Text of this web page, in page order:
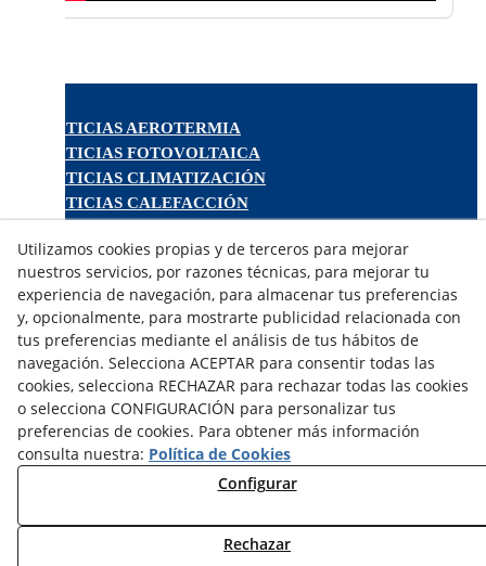
NOTICIAS AEROTERMIA
NOTICIAS FOTOVOLTAICA
NOTICIAS CLIMATIZACIÓN
NOTICIAS CALEFACCIÓN
NOTICIAS VENTILACIÓN
NOTICIAS ACS
TARIFAS FABRICANTES
NOVEDADES
MI CUENTA
CONTÁCTANOS
DEVOLUCIONES
TRABAJA CON NOSOTROS
Utilizamos cookies propias y de terceros para mejorar
nuestros servicios, por razones técnicas, para mejorar tu
experiencia de navegación, para almacenar tus preferencias
y, opcionalmente, para mostrarte publicidad relacionada con
tus preferencias mediante el análisis de tus hábitos de
navegación. Selecciona ACEPTAR para consentir todas las
cookies, selecciona RECHAZAR para rechazar todas las cookies
o selecciona CONFIGURACIÓN para personalizar tus
preferencias de cookies. Para obtener más información
consulta nuestra: Política de Cookies
Configurar
Rechazar